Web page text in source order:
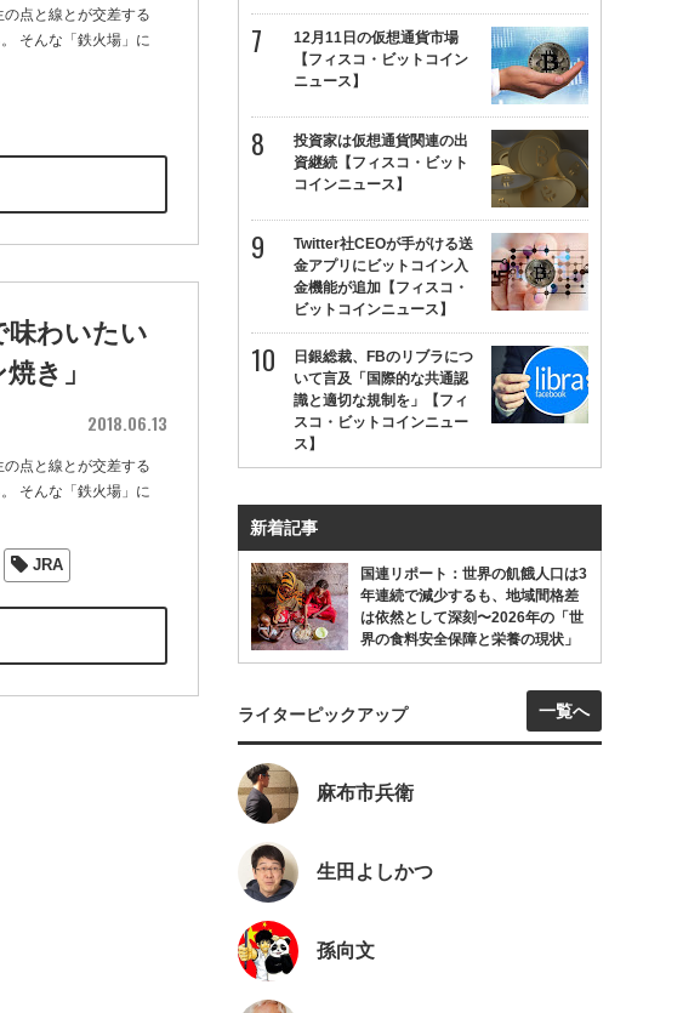
点と線とが交差する
そんな「鉄火場」に
味わいたい
き」
2018.06.13
点と線とが交差する
そんな「鉄火場」に
JRA
12月11日の仮想通貨市場
【フィスコ・ビットコイン
ニュース】
投資家は仮想通貨関連の出
資継続【フィスコ・ビット
コインニュース】
Twitter社CEOが手がける送
金アプリにビットコイン入
金機能が追加【フィスコ・
ビットコインニュース】
日銀総裁、FBのリブラにつ
いて言及「国際的な共通認
識と適切な規制を」【フィ
スコ・ビットコインニュー
ス】
新着記事
国連リポート：世界の飢餓人口は3
年連続で減少するも、地域間格差
は依然として深刻〜2026年の「世
界の食料安全保障と栄養の現状」
ライターピックアップ 一覧へ
麻布市兵衛
生田よしかつ
孫向文